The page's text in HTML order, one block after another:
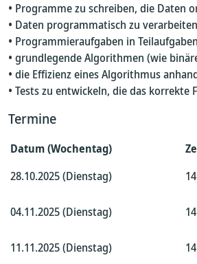
• Programme zu schreiben, die Daten
• Daten programmatisch zu
• Programmieraufgaben in
• grundlegende Algorithmen (wie
• die Effizienz eines Algorithmus
• Tests zu entwickeln, die das
Termine
Datum (Wochentag)
28.10.2025 (Dienstag)
04.11.2025 (Dienstag)
11.11.2025 (Dienstag)